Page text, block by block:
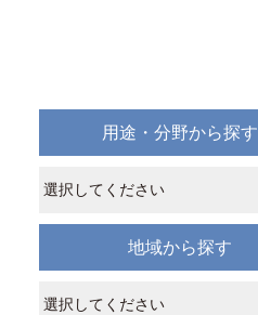
用途・分野から探す
地域から探す